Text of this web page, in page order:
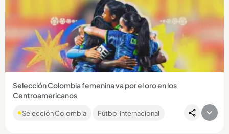
Compartir Noticia
Selección Colombia femenina va por el oro en los
Centroamericanos
noche....
Selección Colombia Fútbol internacional